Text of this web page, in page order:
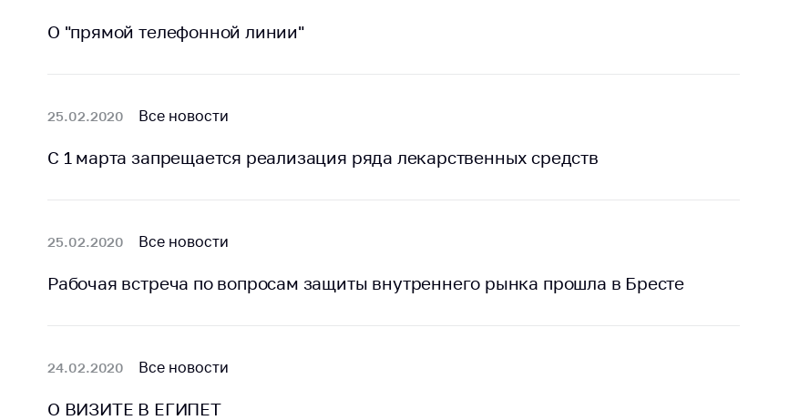
О "прямой телефонной линии"
25.02.2020 Все новости
С 1 марта запрещается реализация ряда лекарственных средств
25.02.2020 Все новости
Рабочая встреча по вопросам защиты внутреннего рынка прошла в Бресте
24.02.2020 Все новости
О ВИЗИТЕ В ЕГИПЕТ